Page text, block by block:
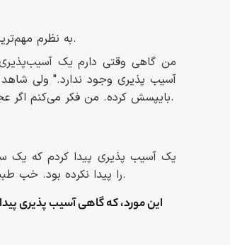
به نظرم مهم‌ترین ویژگی برای یک شکارچی آسیب پذیری، صبر است. خودم هم دارم تمرینش می‌کنم.
من گاهی وقتی دارم یک
آسیب پذیری وجود ندارد." ولی
بایپسش کرده. من فکر می‌کنم اگر عجول نباشیم، یک مقدار صبر کنیم و بیشتر با آن مسئله چلنج بکنیم، جواب می‌گیریم.
یک آسیب پذیری پیدا کردم که یک
توسط شرکت‌های مختلف، کسی این Hidden file را پیدا نکرده بود. خب طبیعتا از کشفش خوشحال هم شدم.